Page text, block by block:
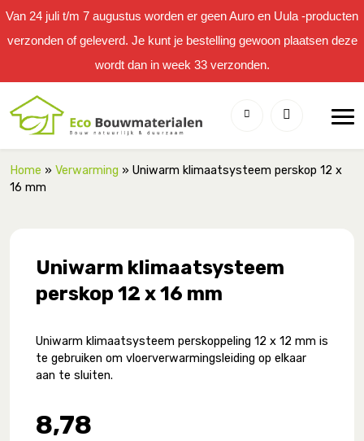
Van 24 juli t/m 7 augustus worden er geen Auro en Uula -producten
verzonden of geleverd. Je kunt je bestelling gewoon plaatsen deze
wordt dan in week 33 verzonden.
Home » Verwarming » Uniwarm klimaatsysteem perskop 12 x
16 mm
Uniwarm klimaatsysteem
perskop 12 x 16 mm
Uniwarm klimaatsysteem perskoppeling 12 x 12 mm is
te gebruiken om vloerverwarmingsleiding op elkaar
aan te sluiten.
8,78